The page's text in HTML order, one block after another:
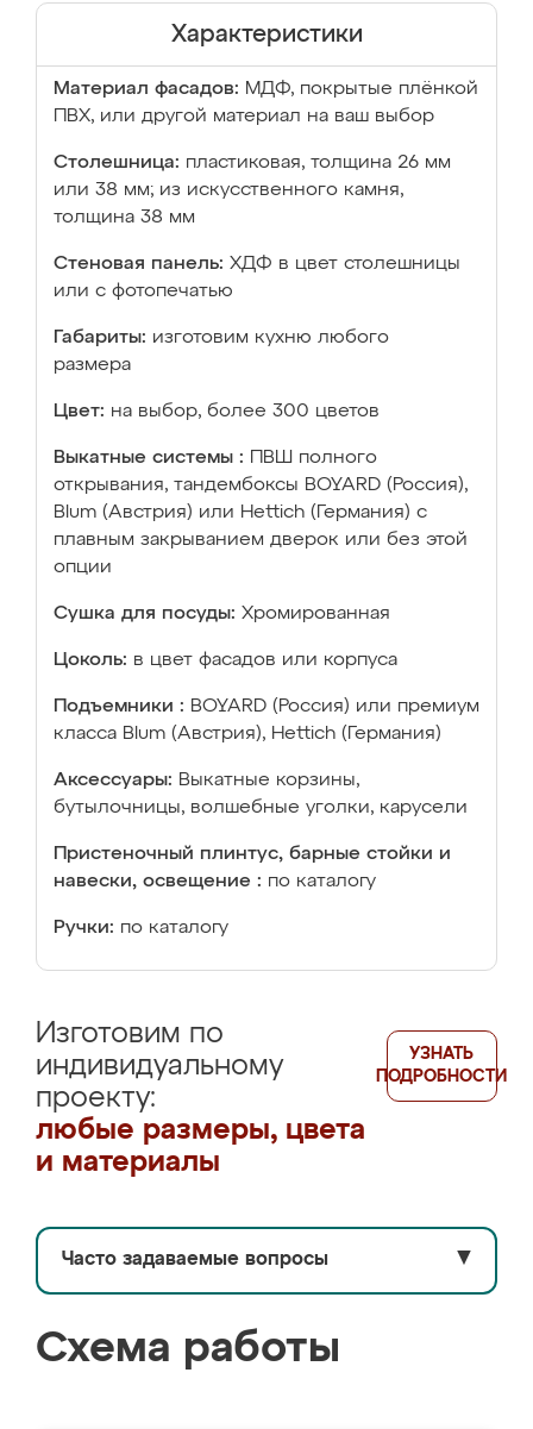
Характеристики
Материал фасадов: МДФ, покрытые плёнкой
ПВХ, или другой материал на ваш выбор
Столешница: пластиковая, толщина 26 мм
или 38 мм; из искусственного камня,
толщина 38 мм
Стеновая панель: ХДФ в цвет столешницы
или с фотопечатью
Габариты: изготовим кухню любого
размера
Цвет: на выбор, более 300 цветов
Выкатные системы :
ПВШ полного
открывания, тандембоксы BOYARD (Россия),
Blum (Австрия) или Hettich (Германия) с
плавным закрыванием дверок или без этой
опции
Сушка для посуды: Хромированная
Цоколь: в цвет фасадов или корпуса
Подъемники : BOYARD (Россия) или премиум
класса Blum (Австрия), Hettich (Германия)
Аксессуары: Выкатные корзины,
бутылочницы, волшебные уголки, карусели
Пристеночный плинтус, барные стойки и
навески, освещение : по каталогу
Ручки: по каталогу
Изготовим по
индивидуальному
проекту:
любые размеры, цвета
и материалы
УЗНАТЬ
ПОДРОБНОСТИ
Часто задаваемые вопросы ▼
Схема работы